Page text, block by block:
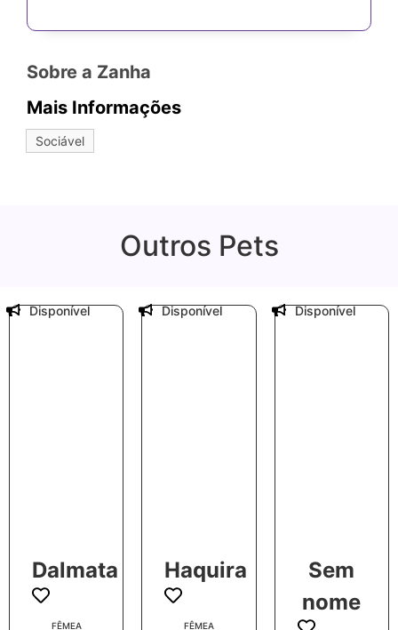
Sobre a Zanha
Mais Informações
Sociável
Outros Pets
Dalmata
FÊMEA
Disponível
Haquira
FÊMEA
Disponível
Sem
nome
Disponível